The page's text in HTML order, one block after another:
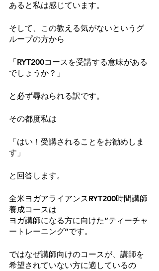
あると私は感じています。
そして、この教える気がないというグ
ループの方から
「RYT200コースを受講する意味がある
でしょうか？」
と必ず尋ねられる訳です。
その都度私は
「はい！受講されることをお勧めしま
す」
と回答します。
全米ヨガアライアンスRYT200時間講師
養成コースは
ヨガ講師になる方に向けた”ティーチャ
ートレーニング”です。
ではなぜ講師向けのコースが、講師を
希望されていない方に適しているの